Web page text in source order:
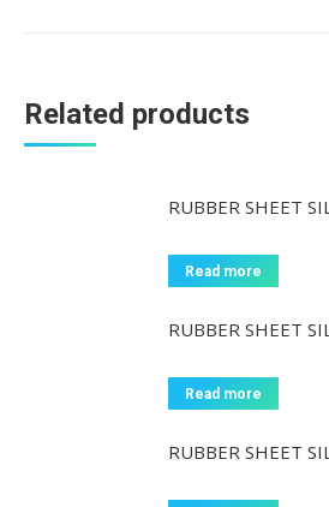
Related products
RUBBER SHEET
Read more
RUBBER SHEET
Read more
RUBBER SHEET